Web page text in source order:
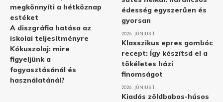
megkönnyíti a hétköznap
estéket
A diszgráfia hatása az
iskolai teljesítményre
Kókuszolaj: mire
figyeljünk a
fogyasztásánál és
használatánál?
édesség egyszerűen és
gyorsan
2026. JÚNIUS 1.
Klasszikus epres gombóc
recept: Így készítsd el a
tökéletes házi
finomságot
2026. JÚNIUS 1.
Kiadós zöldbabos-húsos